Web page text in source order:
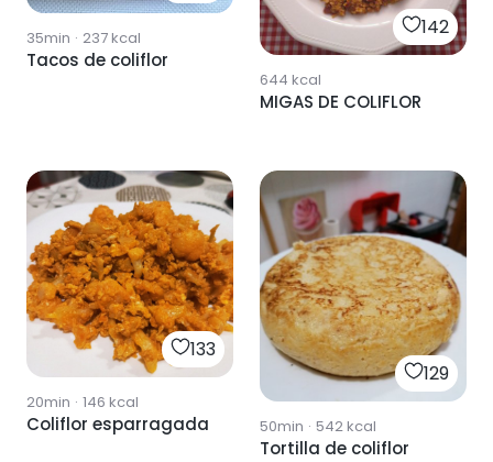
35min · 237kcal
Tacos de coliflor
142
644 kcal
MIGAS DE COLIFLOR
133
20min · 146 kcal
Coliflor esparragada
129
50min · 542kcal
Tortilla de coliflor